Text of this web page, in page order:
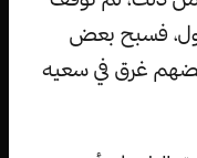
فسبح بعض
غرق في سعيه